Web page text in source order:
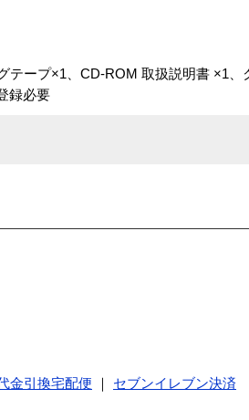
ープ×1、CD-ROM 取扱説明書 ×1、
録必要
金引換宅配便
セブンイレブン決済